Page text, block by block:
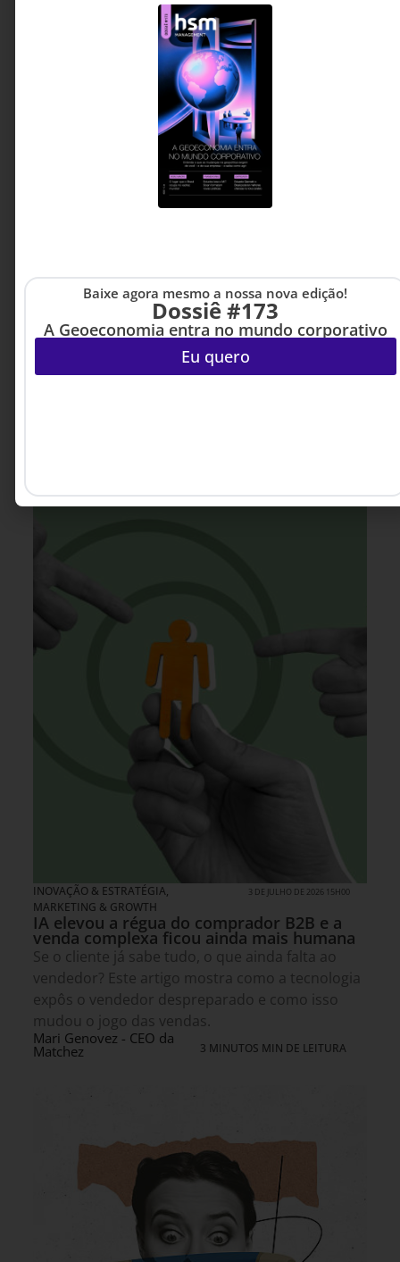
raramente é o que todos estão olhando
A partir de casos reais do agronegócio, este
artigo mostra por que decisões baseadas em
análises isoladas tendem a falhar e como a
integração de múltiplas variáveis pode
transformar a gestão de risco, dentro e fora do
INOVAÇÃO & ESTRATÉGIA,
MARKETING & GROWTH
3 DE JULHO DE 2026 15H00
IA elevou a régua do comprador B2B e a
venda complexa ficou ainda mais humana
Se o cliente já sabe tudo, o que ainda falta ao
vendedor? Este artigo mostra como a tecnologia
expôs o vendedor despreparado e como isso
mudou o jogo das vendas.
Mari Genovez - CEO da
Matchez 3 MINUTOS MIN DE LEITURA
Baixe agora mesmo a nossa nova edição!
Dossiê #173
A Geoeconomia entra no mundo corporativo
Eu quero